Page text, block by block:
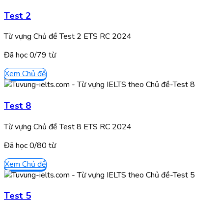
Test 2
Từ vựng Chủ đề Test 2 ETS RC 2024
Đã học0/79 từ
Xem Chủ đề
Test 8
Từ vựng Chủ đề Test 8 ETS RC 2024
Đã học0/80 từ
Xem Chủ đề
Test 5